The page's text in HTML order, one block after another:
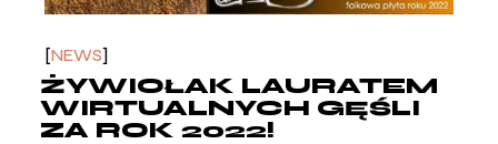
NEWS
ŻYWIOŁAK LAURATEM
WIRTUALNYCH GĘŚLI
ZA ROK 2022!